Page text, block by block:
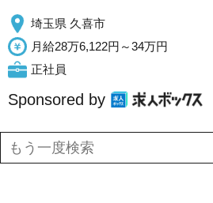
埼玉県 久喜市
月給28万6,122円～34万円
正社員
Sponsored by